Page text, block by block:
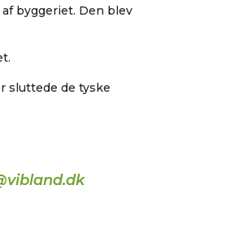
byggeriet. Den blev
sluttede de tyske